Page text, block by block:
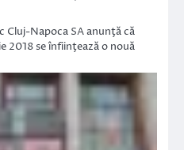
Cluj-Napoca SA anunţă că
2018 se înfiinţează o nouă